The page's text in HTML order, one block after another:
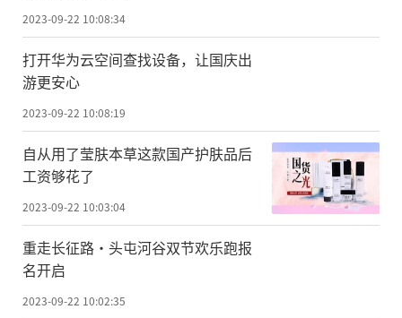
2023-09-22 10:08:34
打开华为云空间查找设备，让国庆出
游更安心
2023-09-22 10:08:19
自从用了莹肤本草这款国产护肤品后
工资够花了
2023-09-22 10:03:04
重走长征路·头屯河谷双节欢乐跑报
名开启
2023-09-22 10:02:35